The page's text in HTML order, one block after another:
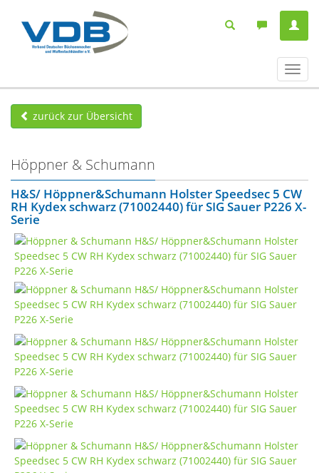
ein-/
zurück zur Übersicht
Höppner & Schumann
H&S/ Höppner&Schumann Holster Speedsec 5 CW
RH Kydex schwarz (71002440) für SIG Sauer P226 X-
Serie